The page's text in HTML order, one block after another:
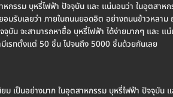
กรรม บุหรี่ไฟฟ้า ปัจจุบัน และ แน่นอนว่า ในอุตสาห
มรับเลยว่า ภายในถนนยอดอิต อย่างถนนข้าวหลาม
จุบัน จะสามารถหาซื้อ บุหรี่ไฟฟ้า ได้ง่ายมากๆ และ แ
มีเรทตั้งแต่ 50 ชิ้น ไปจนถึง 5000 ชิ้นด้วยกันเลย
เป็นอย่างมาก ในอุตสาหกรรม บุหรี่ไฟฟ้า ปัจจุบัน แ